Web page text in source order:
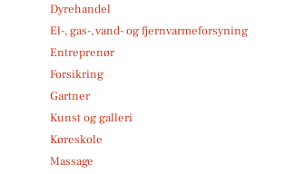
Dyrehandel
El-, gas-, vand- og fjernvarmeforsyning
Entreprenør
Forsikring
Gartner
Kunst og galleri
Køreskole
Massage